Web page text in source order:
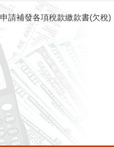
申請補發各項稅款繳款書(欠稅)